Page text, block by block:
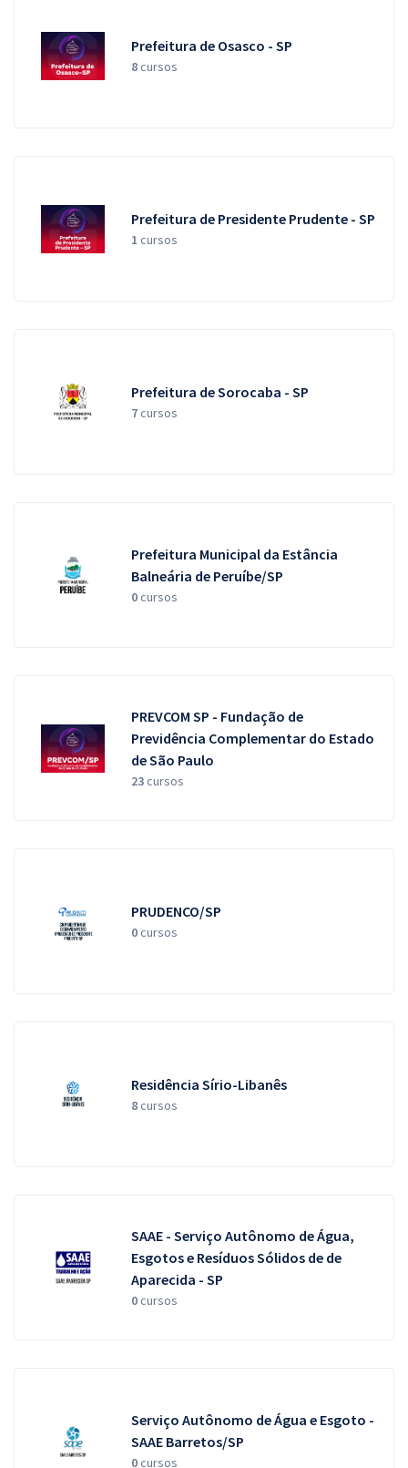
Prefeitura de Osasco - SP
8cursos
Prefeitura de Presidente Prudente - SP
1 cursos
Prefeitura de Sorocaba - SP
7cursos
Prefeitura Municipal da Estância
Balneária de Peruíbe/SP
0cursos
PREVCOM SP - Fundação de
Previdência Complementar do Estado
de São Paulo
23cursos
PRUDENCO/SP
0cursos
Residência Sírio-Libanês
8cursos
SAAE - Serviço Autônomo de Água,
Esgotos e Resíduos Sólidos de de
Aparecida - SP
0cursos
Serviço Autônomo de Água e Esgoto -
SAAE Barretos/SP
0cursos